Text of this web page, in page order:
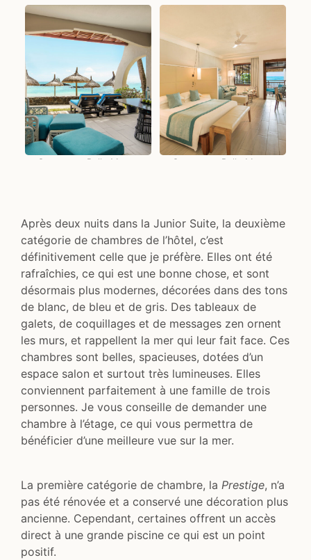
Constance Belle Mare -
Constance Belle Mare -
Après deux nuits dans la Junior Suite, la deuxième
catégorie de chambres de l’hôtel, c’est
définitivement celle que je préfère. Elles ont été
rafraîchies, ce qui est une bonne chose, et sont
désormais plus modernes, décorées dans des tons
de blanc, de bleu et de gris. Des tableaux de
galets, de coquillages et de messages zen ornent
les murs, et rappellent la mer qui leur fait face. Ces
chambres sont belles, spacieuses, dotées d’un
espace salon et surtout très lumineuses. Elles
conviennent parfaitement à une famille de trois
personnes. Je vous conseille de demander une
chambre à l’étage, ce qui vous permettra de
bénéficier d’une meilleure vue sur la mer.
La première catégorie de chambre, la Prestige, n’a
pas été rénovée et a conservé une décoration plus
ancienne. Cependant, certaines offrent un accès
direct à une grande piscine ce qui est un point
positif.